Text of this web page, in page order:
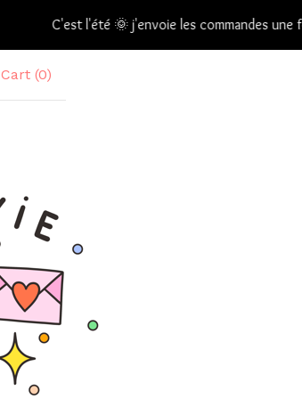
C'est l'été 🌞 j'envoie les commandes une fois
Cart (0)